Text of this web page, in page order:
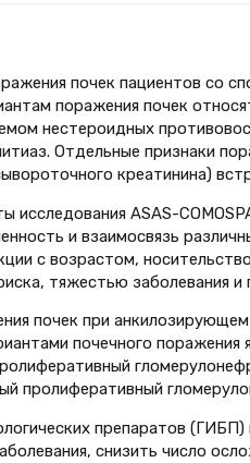
почек пациентов со
поражения почек
нестероидных
Отдельные признаки
креатинина)
исследования ASAS-
и взаимосвязь
с возрастом,
тяжестью заболевания
почек при
почечного
пролиферативный
препаратов
снизить число